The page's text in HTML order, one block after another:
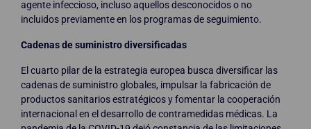
agente infeccioso, incluso aquellos desconocidos o no
incluidos previamente en los programas de seguimiento.
Cadenas de suministro diversificadas
El cuarto pilar de la estrategia europea busca diversificar las
cadenas de suministro globales, impulsar la fabricación de
productos sanitarios estratégicos y fomentar la cooperación
internacional en el desarrollo de contramedidas médicas. La